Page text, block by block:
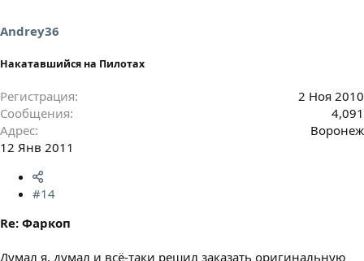
Andrey36
Накатавшийся на Пилотах
Регистрация
2 Ноя 2010
Сообщения
4,091
Адрес
Воронеж
12 Янв 2011
#14
Re: Фаркоп
Думал я, думал и всё-таки решил заказать оригинальную